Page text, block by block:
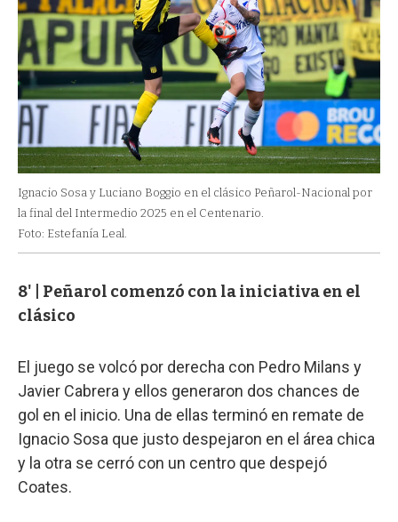
Ignacio Sosa y Luciano Boggio en el clásico Peñarol-Nacional por
la final del Intermedio 2025 en el Centenario.
Foto: Estefanía Leal.
8' | Peñarol comenzó con la iniciativa en el
clásico
El juego se volcó por derecha con Pedro Milans y
Javier Cabrera y ellos generaron dos chances de
gol en el inicio. Una de ellas terminó en remate de
Ignacio Sosa que justo despejaron en el área chica
y la otra se cerró con un centro que despejó
Coates.